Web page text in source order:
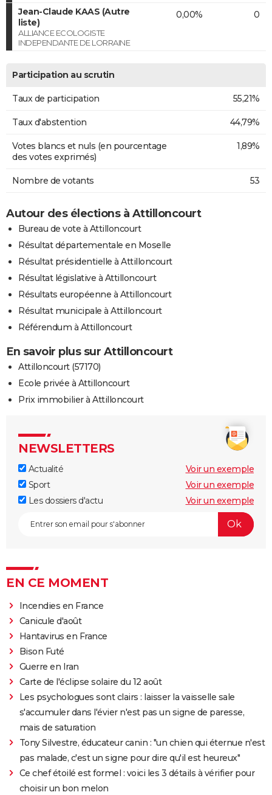
Jean-Claude KAAS (Autre
liste)
ALLIANCE ECOLOGISTE
INDEPENDANTE DE LORRAINE
0,00% 0
Participation au scrutin
Taux de participation 55,21%
Taux d'abstention 44,79%
Votes blancs et nuls (en pourcentage
des votes exprimés)
1,89%
Nombre de votants 53
Autour des élections à Attilloncourt
Bureau de vote à Attilloncourt
Résultat départementale en Moselle
Résultat présidentielle à Attilloncourt
Résultat législative à Attilloncourt
Résultats européenne à Attilloncourt
Résultat municipale à Attilloncourt
Référendum à Attilloncourt
En savoir plus sur Attilloncourt
Attilloncourt (57170)
Ecole privée à Attilloncourt
Prix immobilier à Attilloncourt
NEWSLETTERS
Actualité
Voir un exemple
Sport
Voir un exemple
Les dossiers d'actu
Voir un exemple
EN CE MOMENT
Incendies en France
Canicule d'août
Hantavirus en France
Bison Futé
Guerre en Iran
Carte de l'éclipse solaire du 12 août
Les psychologues sont clairs : laisser la vaisselle sale
s'accumuler dans l'évier n'est pas un signe de paresse,
mais de saturation
Tony Silvestre, éducateur canin : "un chien qui éternue n'est
pas malade, c'est un signe pour dire qu'il est heureux"
Ce chef étoilé est formel : voici les 3 détails à vérifier pour
choisir un bon melon